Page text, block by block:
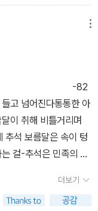
두고 자주 볼 시집으로
.. '여자사람'의 시를
간이였답니다.
하네요. 불공드리는 어
감이 느껴집니다.'카페
외로이 달래며 고궁
킹맘이 보내는 하루하
... 멋진 곳에서 홀로 차
때론 충전의 기회가
오는 외로움과 가족에
모에 대한 따스한 추억
여들기 시작한다면 시
이 고여들면 그도 병
한순 시집- -82
고 넘어진다통통한 아
이 취해 비틀거리며
추석 보름달은 속이 텅
걸-추석은 민족의 대
으로 힘들어 지는 사
한 명절때엔 명절나
더보기